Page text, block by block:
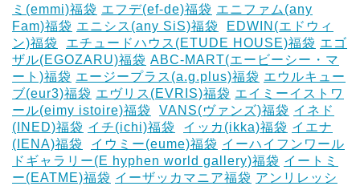
ミ(emmi)福袋 エフデ(ef-de)福袋 エニファム(any
Fam)福袋 エニシス(any SiS)福袋
EDWIN(エドウィ
ン)福袋
エチュードハウス(ETUDE HOUSE)福袋 エゴ
ザル(EGOZARU)福袋 ABC-MART(エービーシー・マ
ート)福袋 エージープラス(a.g.plus)福袋 エウルキュー
ブ(eur3)福袋 エヴリス(EVRIS)福袋 エイミーイストワ
ール(eimy istoire)福袋
VANS(ヴァンズ)福袋 イネド
(INED)福袋 イチ(ichi)福袋 イッカ(ikka)福袋 イエナ
(IENA)福袋
イウミー(eume)福袋 イーハイフンワール
ドギャラリー(E hyphen world gallery)福袋 イートミ
ー(EATME)福袋 イーザッカマニア福袋 アンリレッシ